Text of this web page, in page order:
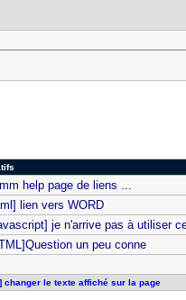
help page de liens ...
lien vers WORD
je n'arrive pas à utiliser
un peu conne
changer le texte affiché sur la page